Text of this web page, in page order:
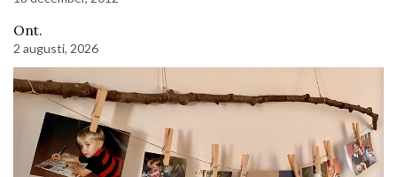
Ont.
2 augusti, 2026